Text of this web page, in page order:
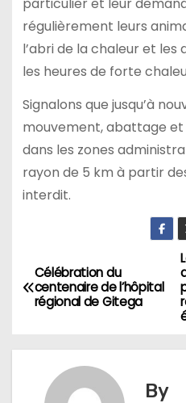
régulièrement leurs
l’abri de la chaleur et les
les heures de forte
Signalons que jusqu’à
mouvement, abattage
dans les zones
rayon de 5 km à partir
interdit.
Navigation
de
Célébration du
centenaire de l’hôpital
régional de Gitega
By